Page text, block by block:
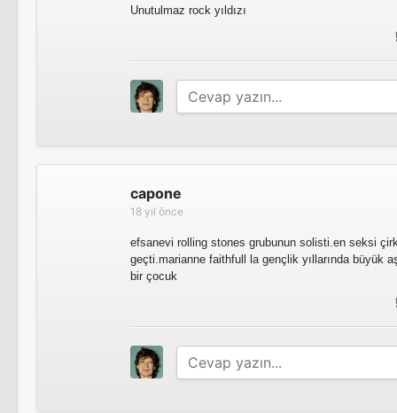
Sinema Filmi
Shine a Light
Joe Strummer: The Future Is Unwritten
Reflections Of Evil
Unutulmaz rock yıldızı
capone
18 yıl önce
efsanevi rolling stones grubunun solisti.en seksi
geçti.marianne faithfull la gençlik yıllarında büyük
bir çocuk